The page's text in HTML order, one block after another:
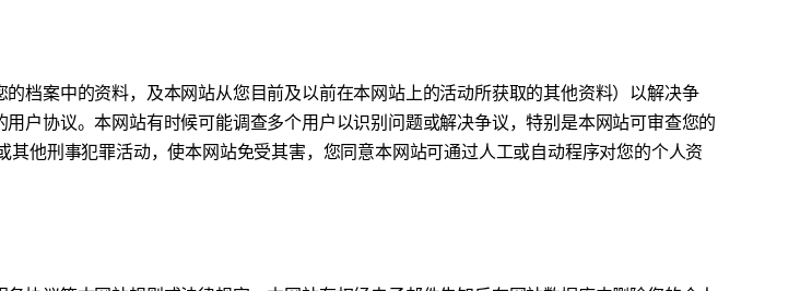
档案中的资料，及本网站从您目前及以前在本网站上的活动所获取的其他资料）以解决争
户协议。本网站有时候可能调查多个用户以识别问题或解决争议，特别是本网站可审查您的
他刑事犯罪活动，使本网站免受其害，您同意本网站可通过人工或自动程序对您的个人资